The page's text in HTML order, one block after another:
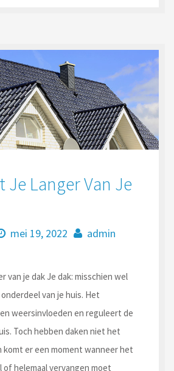
Je Langer Van Je
mei 19, 2022
admin
van je dak Je dak: misschien wel
van je huis. Het
weersinvloeden en reguleert de
Toch hebben daken niet het
komt er een moment wanneer het
of helemaal vervangen moet